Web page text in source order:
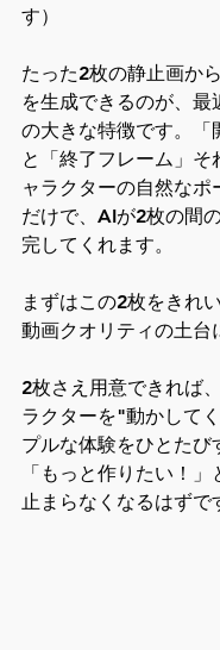
す）
たった2枚の静止画か
を生成できるのが、最
の大きな特徴です。「
と「終了フレーム」そ
ャラクターの自然なポ
だけで、AIが2枚の間
完してくれます。
まずはこの2枚をきれ
動画クオリティの土台
2枚さえ用意できれば
ラクターを"動かして
プルな体験をひとたび
「もっと作りたい！
止まらなくなるはずで